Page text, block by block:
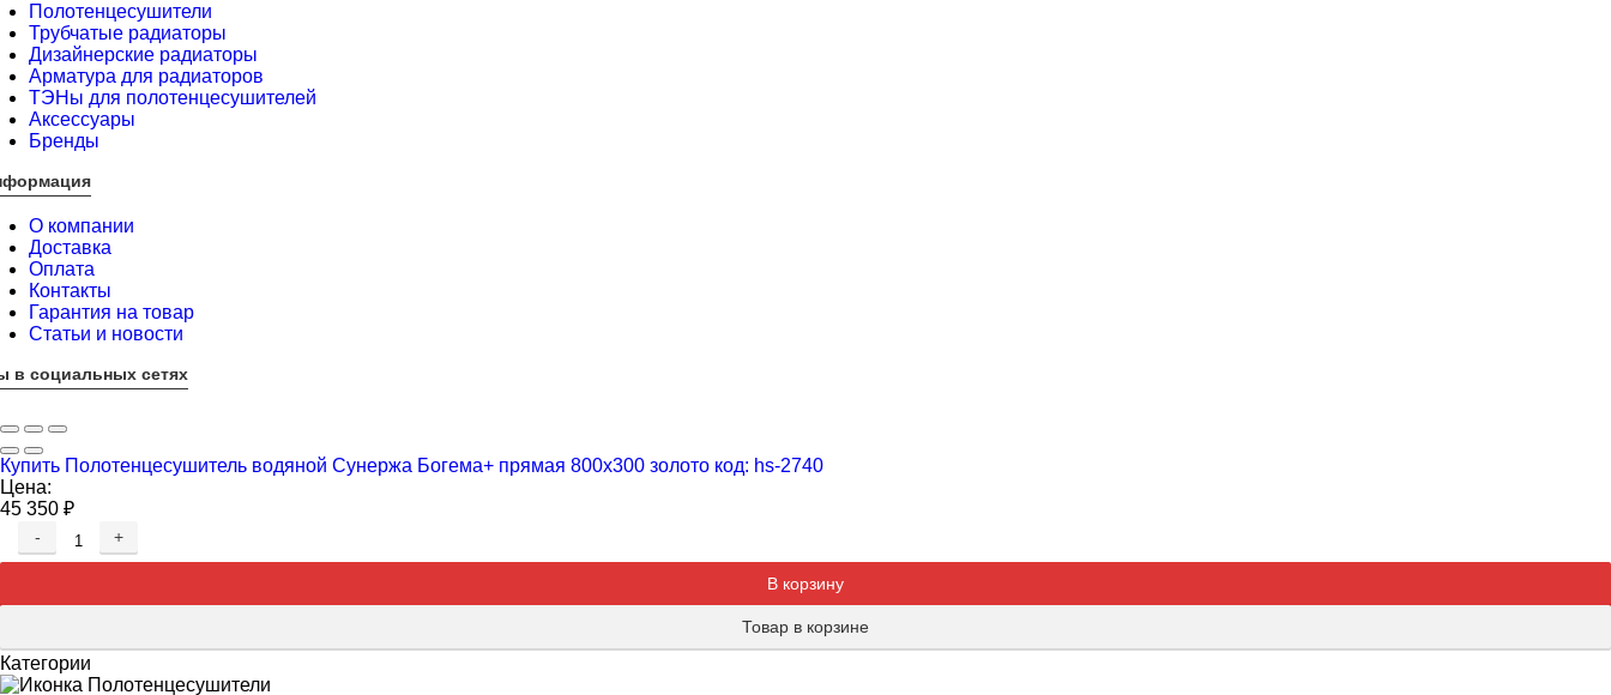
Полотенцесушители
Трубчатые радиаторы
Дизайнерские радиаторы
Арматура для радиаторов
ТЭНы для полотенцесушителей
Аксессуары
Бренды
О компании
Доставка
Оплата
Контакты
Гарантия на товар
Статьи и новости
в социальных сетях
Купить Полотенцесушитель водяной Сунержа Богема+ прямая 800х300 золото код: hs-2740
Цена:
45 350 ₽
- +
В корзину
Товар в корзине
Категории